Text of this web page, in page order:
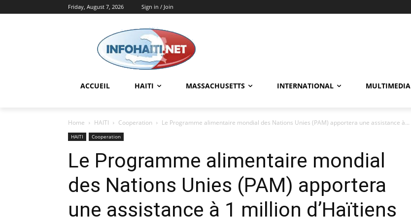
Friday, August 7, 2026 Sign in / Join
ACCUEIL HAITI MASSACHUSETTS INTERNATIONAL MULTIMEDIA
Home HAITI Cooperation Le Programme alimentaire mondial des Nations Unies (PAM) apportera une assistance à...
HAITI Cooperation
Le Programme alimentaire mondial
des Nations Unies (PAM) apportera
une assistance à 1 million d’Haïtiens